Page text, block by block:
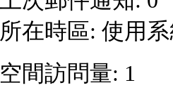
所在時區: 使用
空間訪問量: 1